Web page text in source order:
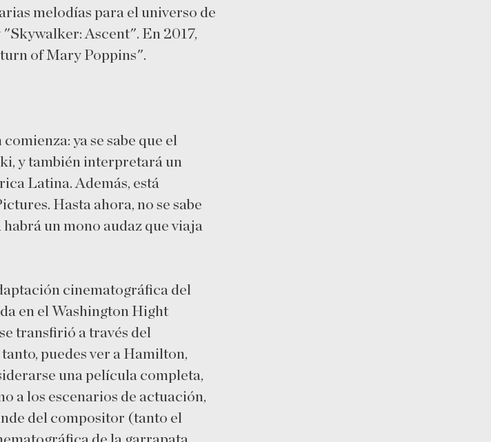
melodías para el universo de
Ascent". En 2017,
of Mary Poppins".
ya se sabe que el
y también interpretará un
Latina. Además, está
Hasta ahora, no se sabe
un mono audaz que viaja
cinematográfica del
en el Washington Hight
transfirió a través del
puedes ver a Hamilton,
una película completa,
a los escenarios de actuación,
del compositor (tanto el